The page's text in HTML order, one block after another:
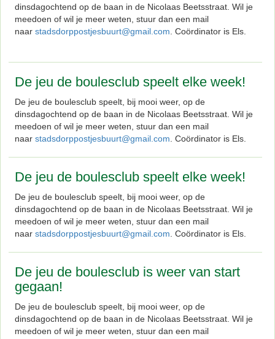
dinsdagochtend op de baan in de Nicolaas Beetsstraat. Wil je
meedoen of wil je meer weten, stuur dan een mail
naar stadsdorppostjesbuurt@gmail.com . Coördinator is Els.
De jeu de boulesclub speelt elke week!
De jeu de boulesclub speelt, bij mooi weer, op de
dinsdagochtend op de baan in de Nicolaas Beetsstraat. Wil je
meedoen of wil je meer weten, stuur dan een mail
naar stadsdorppostjesbuurt@gmail.com . Coördinator is Els.
De jeu de boulesclub speelt elke week!
De jeu de boulesclub speelt, bij mooi weer, op de
dinsdagochtend op de baan in de Nicolaas Beetsstraat. Wil je
meedoen of wil je meer weten, stuur dan een mail
naar stadsdorppostjesbuurt@gmail.com . Coördinator is Els.
De jeu de boulesclub is weer van start
gegaan!
De jeu de boulesclub speelt, bij mooi weer, op de
dinsdagochtend op de baan in de Nicolaas Beetsstraat. Wil je
meedoen of wil je meer weten, stuur dan een mail